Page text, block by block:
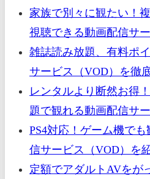
家族で別々に観たい！
視聴できる動画配信サ
雑誌読み放題、有料ポ
サービス（VOD）を徹
レンタルより断然お得
題で観れる動画配信サ
PS4対応！ゲーム機で
信サービス（VOD）を
定額でアダルトAVをが